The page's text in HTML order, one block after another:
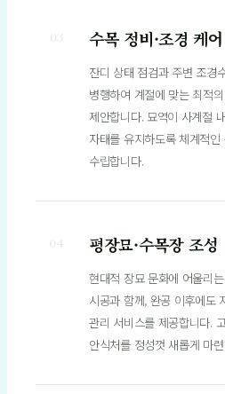
03 수목 정비·조경 케어
잔디 상태 점검과 주변 조경
병행하여 계절에 맞는 최적
제안합니다. 묘역이 사계절
자태를 유지하도록 체계적인
수립합니다.
04 평장묘·수목장 조성
현대적 장묘 문화에 어울리
시공과 함께, 완공 이후에도
관리 서비스를 제공합니다.
안식처를 정성껏 새롭게 마